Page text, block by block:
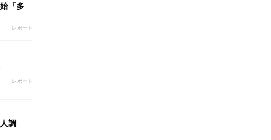
「多
レポート
レポート
調